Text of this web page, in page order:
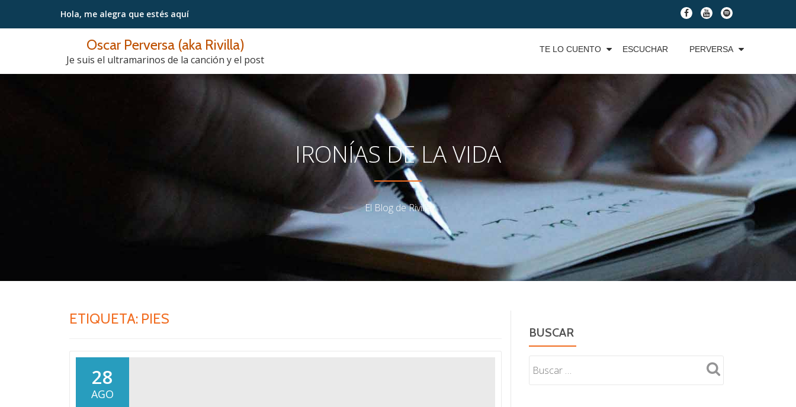
Saltar
Hola, me alegra que estés aquí
fa-
facebook
fa-
youtube
fa-
spotify
Oscar Perversa (aka Rivilla)
Je suis el ultramarinos de la canción y el post
TE LO CUENTO ESCUCHAR PERVERSA
IRONÍAS DE LA VIDA
El Blog de Rivilla
ETIQUETA: PIES
28
AGO
BUSCAR